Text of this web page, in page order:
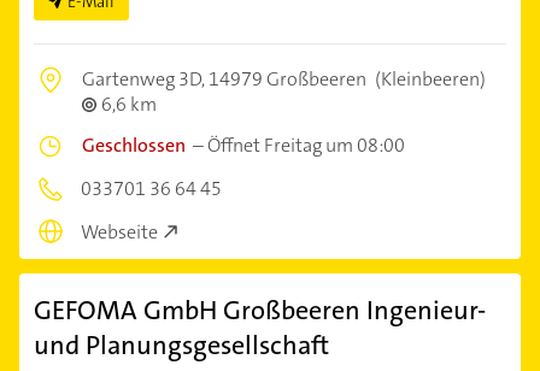
Gartenweg 3D,14979 Großbeeren (Kleinbeeren)
6,6 km
Geschlossen –Öffnet Freitag um 08:00
033701 36 64 45
Webseite
GEFOMA GmbH Großbeeren Ingenieur-
und Planungsgesellschaft